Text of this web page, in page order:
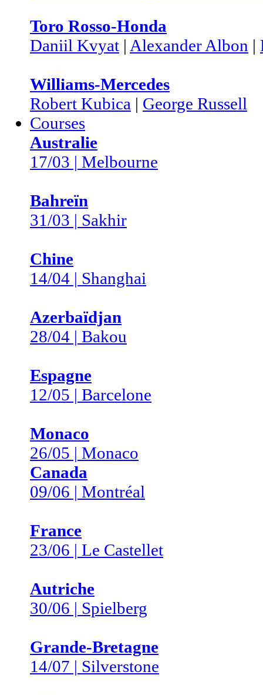
Toro Rosso-Honda
Daniil Kvyat | Alexander Albon |
Williams-Mercedes
Robert Kubica | George Russell
Courses
Australie
17/03 | Melbourne
Bahreïn
31/03 | Sakhir
Chine
14/04 | Shanghai
Azerbaïdjan
28/04 | Bakou
Espagne
12/05 | Barcelone
Monaco
26/05 | Monaco
Canada
09/06 | Montréal
France
23/06 | Le Castellet
Autriche
30/06 | Spielberg
Grande-Bretagne
14/07 | Silverstone